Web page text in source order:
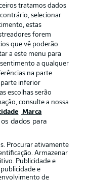
legais
de privacidade
tratamos dados
selecionar
estas
forem
que vê poderão
a este menu para
a qualquer
na parte
parte inferior
escolhas serão
consulte a nossa
Marca
dados para
Procurar ativamente
Armazenar
Publicidade e
e
de